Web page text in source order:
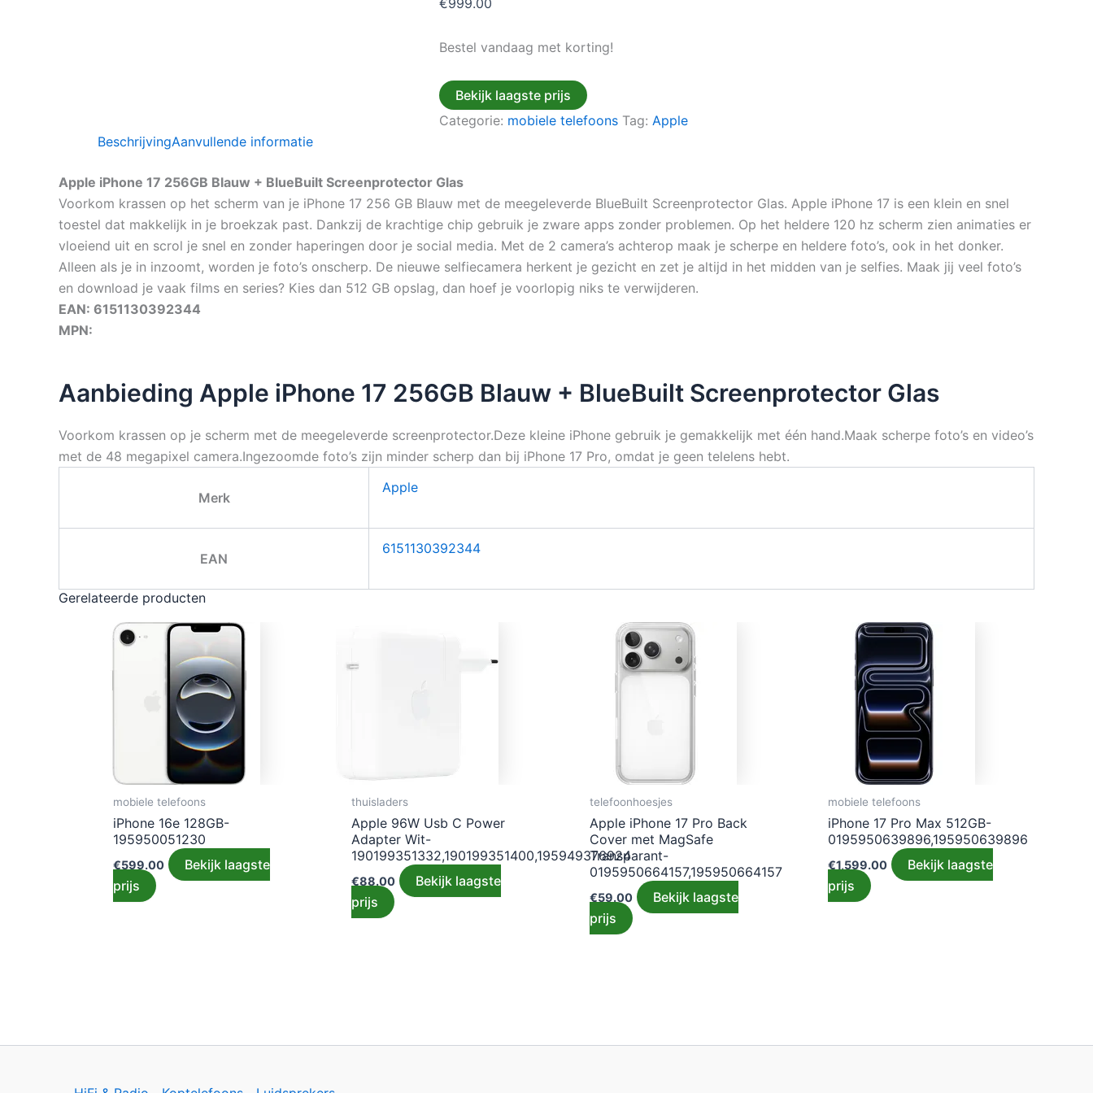
€999.00
Bestel vandaag met korting!
Bekijk laagste prijs
Categorie: mobiele telefoons Tag: Apple
BeschrijvingAanvullende informatie
Apple iPhone 17 256GB Blauw + BlueBuilt Screenprotector Glas
Voorkom krassen op het scherm van je iPhone 17 256 GB Blauw met de meegeleverde BlueBuilt Screenprotector Glas. Apple iPhone 17 is een klein en snel
toestel dat makkelijk in je broekzak past. Dankzij de krachtige chip gebruik je zware apps zonder problemen. Op het heldere 120 hz scherm zien animaties er
vloeiend uit en scrol je snel en zonder haperingen door je social media. Met de 2 camera’s achterop maak je scherpe en heldere foto’s, ook in het donker.
Alleen als je in inzoomt, worden je foto’s onscherp. De nieuwe selfiecamera herkent je gezicht en zet je altijd in het midden van je selfies. Maak jij veel foto’s
en download je vaak films en series? Kies dan 512 GB opslag, dan hoef je voorlopig niks te verwijderen.
EAN: 6151130392344
MPN:
Aanbieding Apple iPhone 17 256GB Blauw + BlueBuilt Screenprotector Glas
Voorkom krassen op je scherm met de meegeleverde screenprotector.Deze kleine iPhone gebruik je gemakkelijk met één hand.Maak scherpe foto’s en video’s
met de 48 megapixel camera.Ingezoomde foto’s zijn minder scherp dan bij iPhone 17 Pro, omdat je geen telelens hebt.
Merk
Apple
EAN
6151130392344
Gerelateerde producten
mobiele telefoons
iPhone 16e 128GB-
195950051230
€599.00
Bekijk laagste
prijs
thuisladers
Apple 96W Usb C Power
Adapter Wit-
190199351332,190199351400,195949376924
€88.00
Bekijk laagste
prijs
telefoonhoesjes
Apple iPhone 17 Pro Back
Cover met MagSafe
Transparant-
0195950664157,195950664157
€59.00
Bekijk laagste
prijs
mobiele telefoons
iPhone 17 Pro Max 512GB-
0195950639896,195950639896
€1,599.00
Bekijk laagste
prijs